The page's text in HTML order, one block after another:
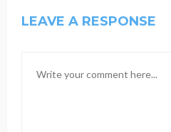
LEAVE A RESPONSE